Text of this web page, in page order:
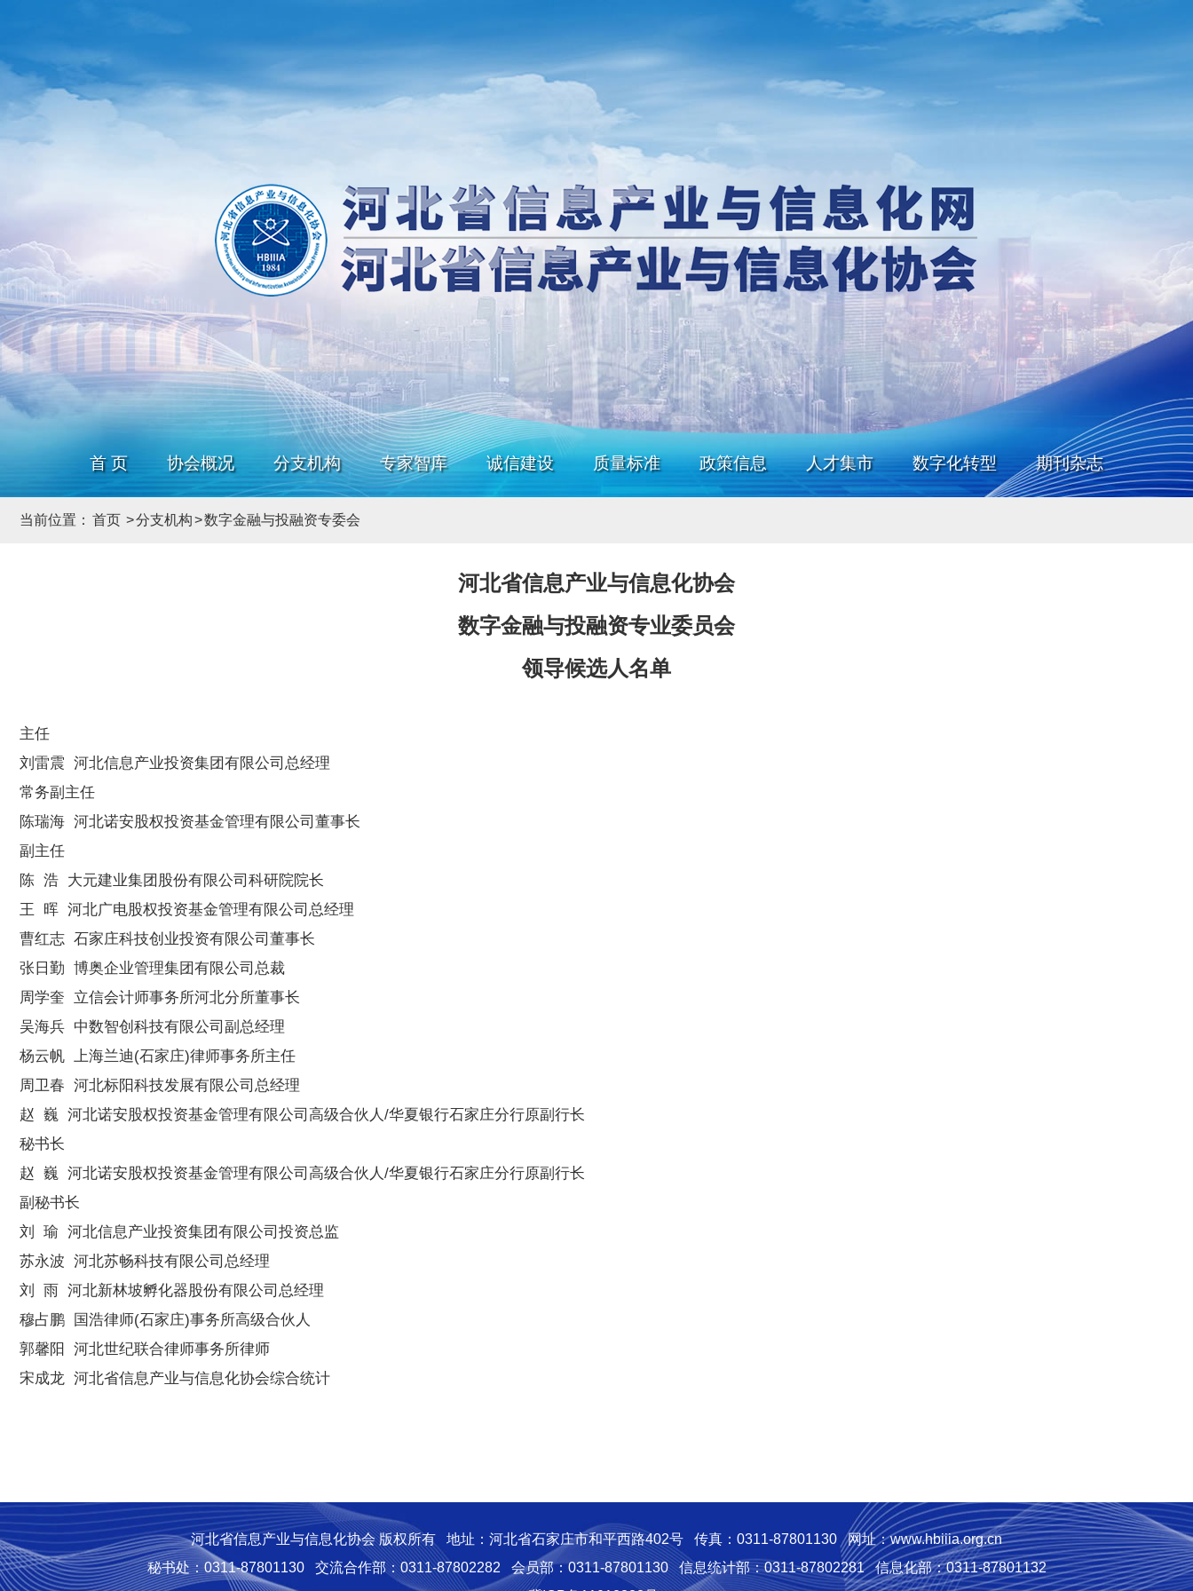
首 页 协会概况 分支机构 专家智库 诚信建设 质量标准 政策信息 人才集市 数字化转型 期刊杂志
当前位置： 首页 >分支机构>数字金融与投融资专委会
河北省信息产业与信息化协会
数字金融与投融资专业委员会
领导候选人名单
主任
刘雷震 河北信息产业投资集团有限公司总经理
常务副主任
陈瑞海 河北诺安股权投资基金管理有限公司董事长
副主任
陈 浩 大元建业集团股份有限公司科研院院长
王 晖 河北广电股权投资基金管理有限公司总经理
曹红志 石家庄科技创业投资有限公司董事长
张日勤 博奥企业管理集团有限公司总裁
周学奎 立信会计师事务所河北分所董事长
吴海兵 中数智创科技有限公司副总经理
杨云帆 上海兰迪(石家庄)律师事务所主任
周卫春 河北标阳科技发展有限公司总经理
赵 巍 河北诺安股权投资基金管理有限公司高级合伙人/华夏银行石家庄分行原副行长
秘书长
赵 巍 河北诺安股权投资基金管理有限公司高级合伙人/华夏银行石家庄分行原副行长
副秘书长
刘 瑜 河北信息产业投资集团有限公司投资总监
苏永波 河北苏畅科技有限公司总经理
刘 雨 河北新林坡孵化器股份有限公司总经理
穆占鹏 国浩律师(石家庄)事务所高级合伙人
郭馨阳 河北世纪联合律师事务所律师
宋成龙 河北省信息产业与信息化协会综合统计
河北省信息产业与信息化协会 版权所有 地址：河北省石家庄市和平西路402号 传真：0311-87801130
网址：www.hbiiia.org.cn
秘书处：0311-87801130
交流合作部：0311-87802282 会员部：0311-87801130 信息统计部：0311-87802281
信息化部：0311-87801132